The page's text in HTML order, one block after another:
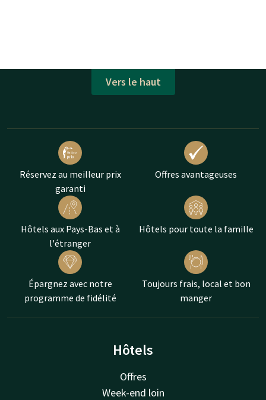
Vers le haut
Réservez au meilleur prix
garanti
Offres avantageuses
Hôtels aux Pays-Bas et à
l'étranger
Hôtels pour toute la famille
Épargnez avec notre
programme de fidélité
Toujours frais, local et bon
manger
Hôtels
Offres
Week-end loin